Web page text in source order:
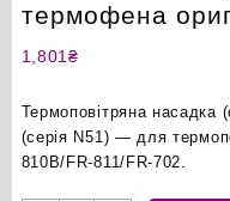
термофена
1,801 ₴
Термоповітряна насадка
(серія N51) — для
810B/FR-811/FR-702.